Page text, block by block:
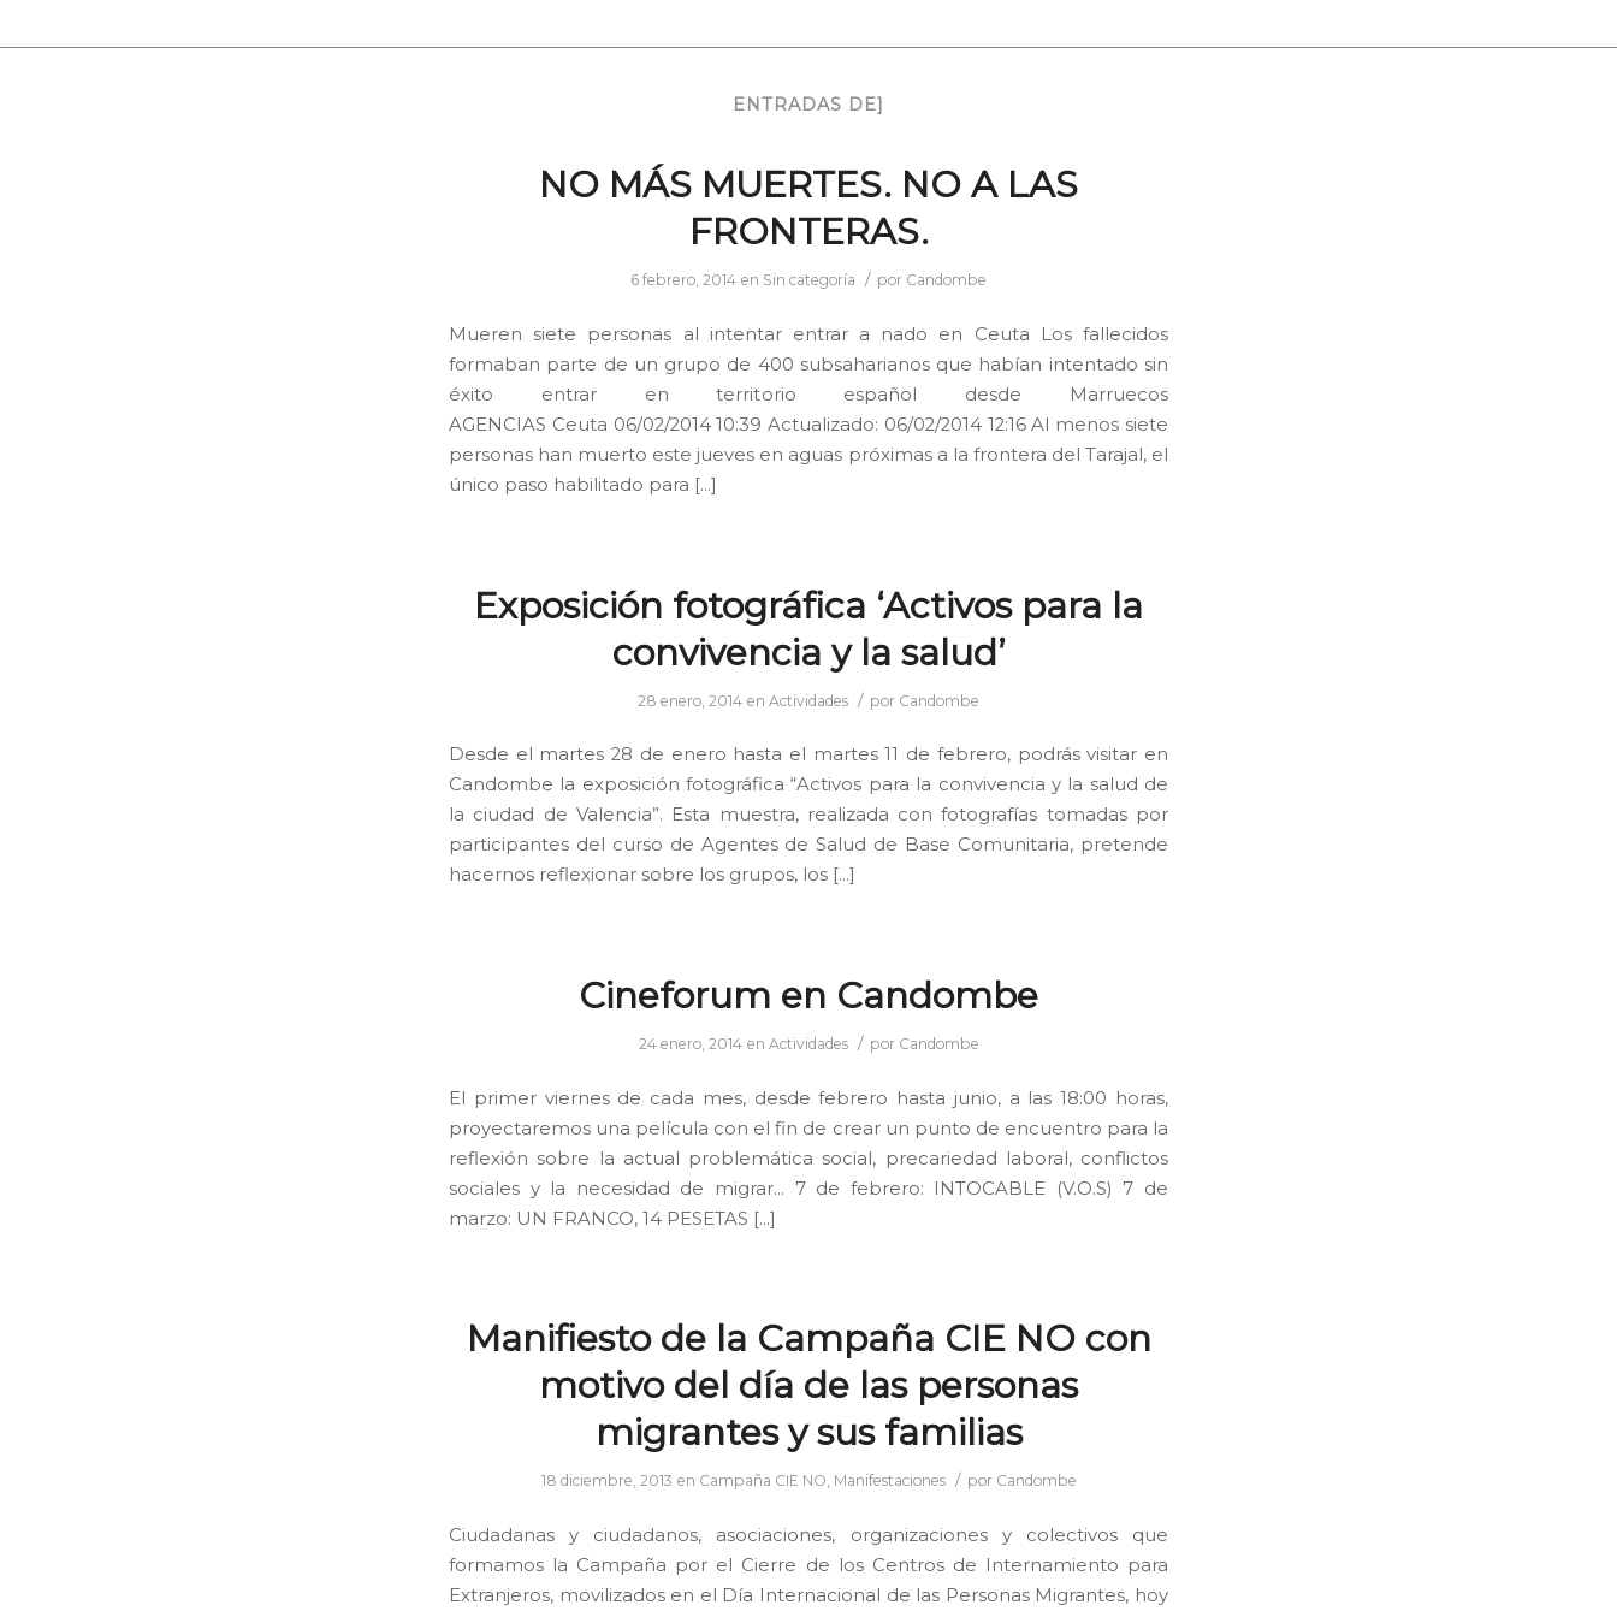
ENTRADAS DE]
NO MÁS MUERTES. NO A LAS
FRONTERAS.
6 febrero, 2014 en Sin categoría / por Candombe
Mueren siete personas al intentar entrar a nado en Ceuta Los fallecidos
formaban parte de un grupo de 400 subsaharianos que habían intentado sin
éxito entrar en territorio español desde Marruecos
AGENCIAS Ceuta 06/02/2014 10:39 Actualizado: 06/02/2014 12:16 Al menos siete
personas han muerto este jueves en aguas próximas a la frontera del Tarajal, el
único paso habilitado para […]
Exposición fotográfica ‘Activos para la
convivencia y la salud’
28 enero, 2014 en Actividades / por Candombe
Desde el martes 28 de enero hasta el martes 11 de febrero, podrás visitar en
Candombe la exposición fotográfica “Activos para la convivencia y la salud de
la ciudad de Valencia”. Esta muestra, realizada con fotografías tomadas por
participantes del curso de Agentes de Salud de Base Comunitaria, pretende
hacernos reflexionar sobre los grupos, los […]
Cineforum en Candombe
24 enero, 2014 en Actividades / por Candombe
El primer viernes de cada mes, desde febrero hasta junio, a las 18:00 horas,
proyectaremos una película con el fin de crear un punto de encuentro para la
reflexión sobre la actual problemática social, precariedad laboral, conflictos
sociales y la necesidad de migrar… 7 de febrero: INTOCABLE (V.O.S) 7 de
marzo: UN FRANCO, 14 PESETAS […]
Manifiesto de la Campaña CIE NO con
motivo del día de las personas
migrantes y sus familias
18 diciembre, 2013 en Campaña CIE NO, Manifestaciones / por Candombe
Ciudadanas y ciudadanos, asociaciones, organizaciones y colectivos que
formamos la Campaña por el Cierre de los Centros de Internamiento para
Extranjeros, movilizados en el Día Internacional de las Personas Migrantes, hoy